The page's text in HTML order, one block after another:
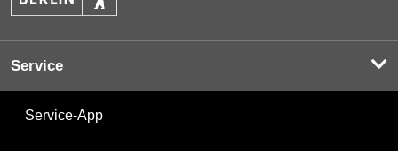
Service
Service-App